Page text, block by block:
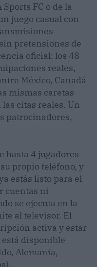
FC o de la
juego casual con
pretensiones de
oficial: los 48
reales,
México, Canadá
mismas caretas
citas reales. Un
patrocinadores,
hasta 4 jugadores
propio teléfono, y
estás listo para el
cuentas ni
se ejecuta en la
al televisor. El
activa y estar
está disponible
Alemania,